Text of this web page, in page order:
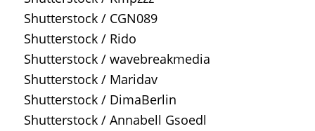
Shutterstock / CGN089
Shutterstock / Rido
Shutterstock / wavebreakmedia
Shutterstock / Maridav
Shutterstock / DimaBerlin
Shutterstock / Annabell Gsoedl